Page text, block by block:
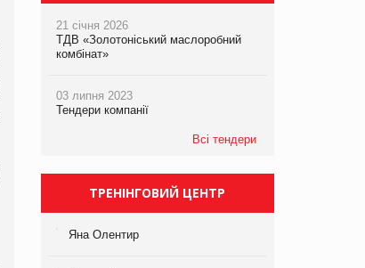
21 січня 2026
ТДВ «Золотоніський маслоробний
комбінат»
03 липня 2023
Тендери компанії
Всі тендери
ТРЕНІНГОВИЙ ЦЕНТР
Яна Олентир